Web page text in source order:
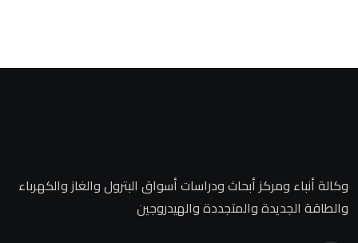
وكالة أنباء ومركز أبحاث ودراسات أسواق البترول والغاز والكهرباء
والطاقة الجديدة والمتجددة والهيدروجين